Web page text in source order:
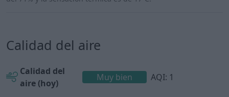
Calidad del aire
Calidad del
aire (hoy)
Muy bien AQI: 1